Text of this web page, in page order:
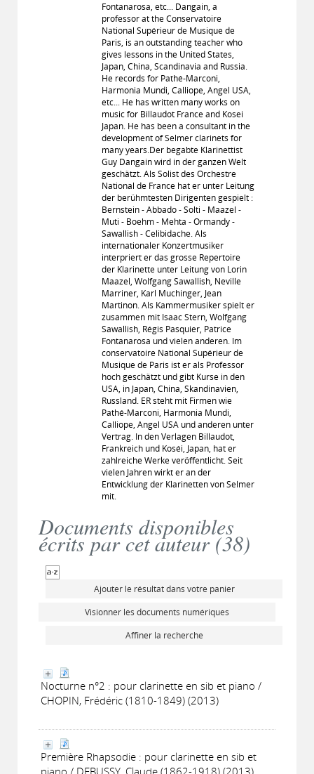
Fontanarosa, etc... Dangain, a
professor at the Conservatoire
National Supérieur de Musique de
Paris, is an outstanding teacher who
gives lessons in the United States,
Japan, China, Scandinavia and Russia.
He records for Pathé-Marconi,
Harmonia Mundi, Calliope, Angel USA,
etc... He has written many works on
music for Billaudot France and Kosei
Japan. He has been a consultant in the
development of Selmer clarinets for
many years.Der begabte Klarinettist
Guy Dangain wird in der ganzen Welt
geschätzt. Als Solist des Orchestre
National de France hat er unter Leitung
der berühmtesten Dirigenten gespielt :
Bernstein - Abbado - Solti - Maazel -
Muti - Boehm - Mehta - Ormandy -
Sawallish - Celibidache. Als
internationaler Konzertmusiker
interpriert er das grosse Repertoire
der Klarinette unter Leitung von Lorin
Maazel, Wolfgang Sawallish, Neville
Marriner, Karl Muchinger, Jean
Martinon. Als Kammermusiker spielt er
zusammen mit Isaac Stern, Wolfgang
Sawallish, Régis Pasquier, Patrice
Fontanarosa und vielen anderen. Im
conservatoire National Supérieur de
Musique de Paris ist er als Professor
hoch geschätzt und gibt Kurse in den
USA, in Japan, China, Skandinavien,
Russland. ER steht mit Firmen wie
Pathé-Marconi, Harmonia Mundi,
Calliope, Angel USA und anderen unter
Vertrag. In den Verlagen Billaudot,
Frankreich und Koséi, Japan, hat er
zahlreiche Werke veröffentlicht. Seit
vielen Jahren wirkt er an der
Entwicklung der Klarinetten von Selmer
mit.
Documents disponibles
écrits par cet auteur (38)
Ajouter le résultat dans votre panier
Visionner les documents numériques
Affiner la recherche
Nocturne n°2 : pour clarinette en sib et piano /
CHOPIN, Frédéric (1810-1849) (2013)
Première Rhapsodie : pour clarinette en sib et
piano / DEBUSSY, Claude (1862-1918) (2013)